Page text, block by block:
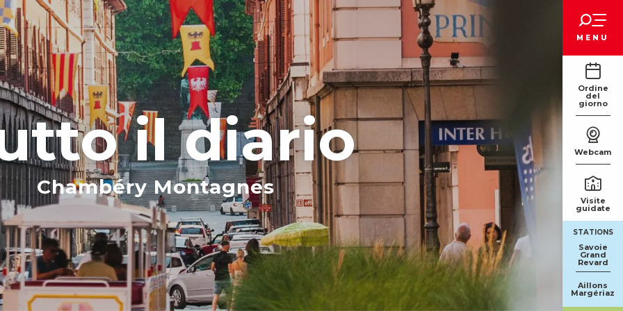
MENU
Ordine
del
giorno
Webcam
Visite
guidate
STATIONS
Savoie
Grand
Revard
Aillons
Margériaz
il diario
Chambéry Montagnes